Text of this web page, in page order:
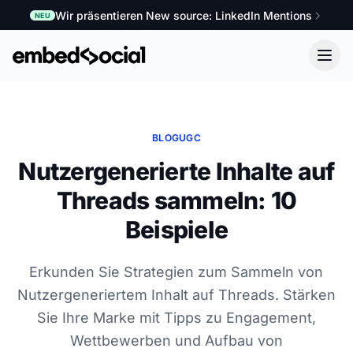
NEU Wir präsentieren New source: LinkedIn Mentions
BLOGUGC
Nutzergenerierte Inhalte auf
Threads sammeln: 10
Beispiele
Erkunden Sie Strategien zum Sammeln von
Nutzergeneriertem Inhalt auf Threads. Stärken
Sie Ihre Marke mit Tipps zu Engagement,
Wettbewerben und Aufbau von